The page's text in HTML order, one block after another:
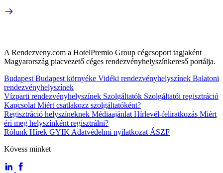
A Rendezveny.com a HotelPremio Group cégcsoport tagjaként
Magyarország piacvezető céges rendezvényhelyszínkereső portálja.
Budapest Budapest környéke Vidéki rendezvényhelyszínek Balatoni
rendezvényhelyszínek
Vízparti rendezvényhelyszínek Szolgáltatók Szolgáltatói regisztráció
Kapcsolat Miért csatlakozz szolgáltatóként?
Regisztráció helyszíneknek Médiaajánlat Hírlevél-feliratkozás Miért
éri meg helyszínként regisztrálni?
Rólunk Hírek GYIK Adatvédelmi nyilatkozat ÁSZF
Kövess minket